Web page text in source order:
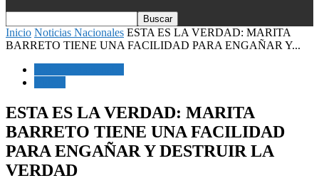
Inicio Noticias Nacionales ESTA ES LA VERDAD: MARITA
BARRETO TIENE UNA FACILIDAD PARA ENGAÑAR Y...
ESTA ES LA VERDAD: MARITA
BARRETO TIENE UNA FACILIDAD
PARA ENGAÑAR Y DESTRUIR LA
VERDAD